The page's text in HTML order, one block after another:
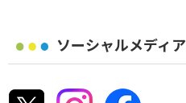
ソーシャルメディア